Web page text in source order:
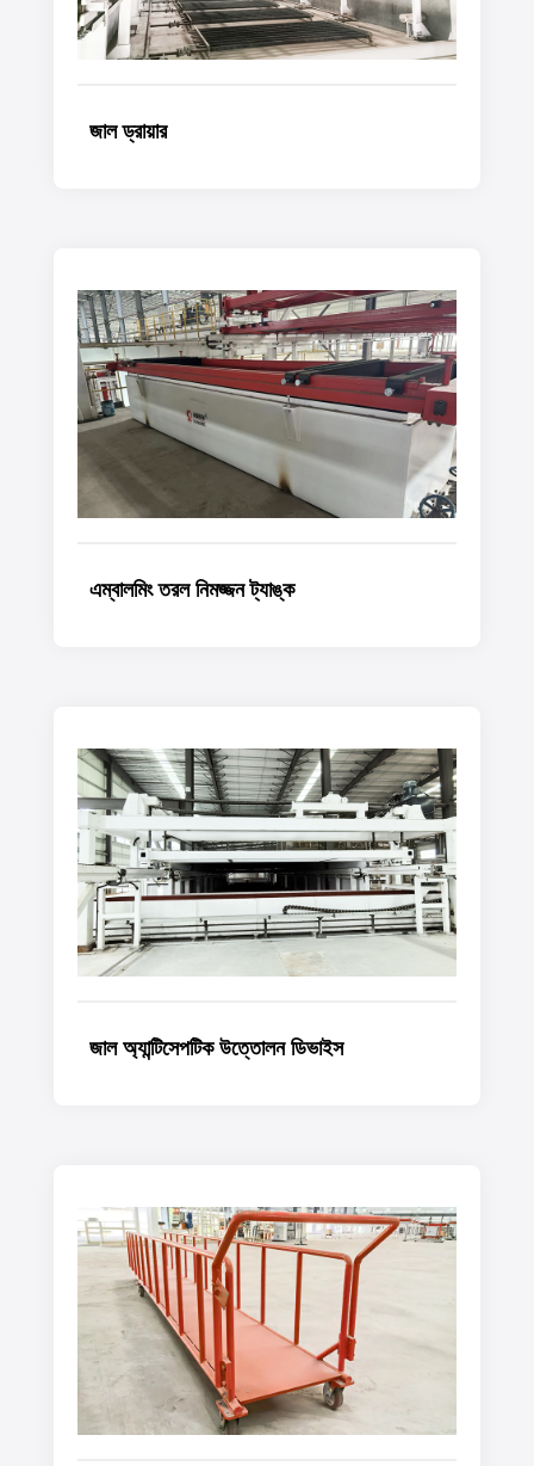
জাল ড্রায়ার
এম্বালমিং তরল নিমজ্জন ট্যাঙ্ক
জাল অ্যান্টিসেপটিক উত্তোলন ডিভাইস